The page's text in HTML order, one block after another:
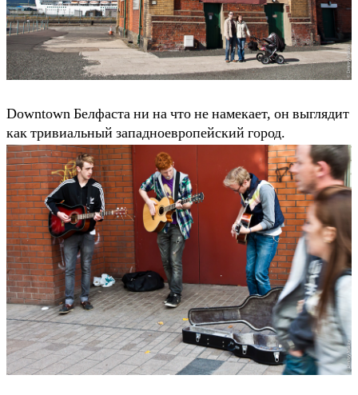
Downtown Белфаста ни на что не намекает, он выглядит
как тривиальный западноевропейский город.